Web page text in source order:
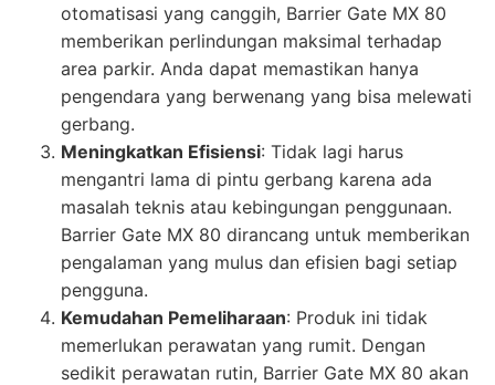
otomatisasi yang canggih, Barrier Gate MX 80
memberikan perlindungan maksimal terhadap
area parkir. Anda dapat memastikan hanya
pengendara yang berwenang yang bisa melewati
gerbang.
Meningkatkan Efisiensi: Tidak lagi harus
mengantri lama di pintu gerbang karena ada
masalah teknis atau kebingungan penggunaan.
Barrier Gate MX 80 dirancang untuk memberikan
pengalaman yang mulus dan efisien bagi setiap
pengguna.
Kemudahan Pemeliharaan: Produk ini tidak
memerlukan perawatan yang rumit. Dengan
sedikit perawatan rutin, Barrier Gate MX 80 akan